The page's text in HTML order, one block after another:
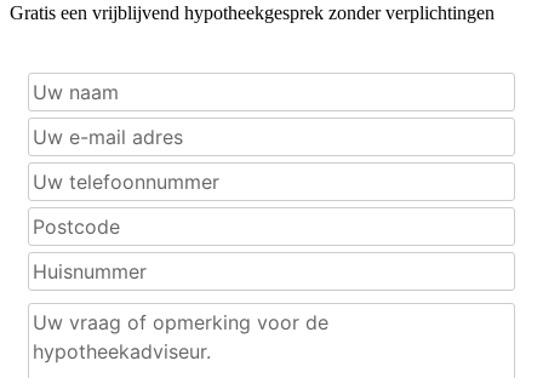
Gratis een vrijblijvend hypotheekgesprek zonder verplichtingen